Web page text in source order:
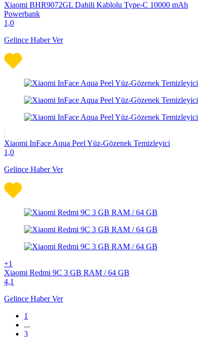
Xiaomi BHR9072GL Dahili Kablolu Type-C 10000 mAh
Powerbank
1,0
Gelince Haber Ver
Xiaomi InFace Aqua Peel Yüz-Gözenek Temizleyici
1,0
Gelince Haber Ver
+1
Xiaomi Redmi 9C 3 GB RAM / 64 GB
4,1
Gelince Haber Ver
1
...
3